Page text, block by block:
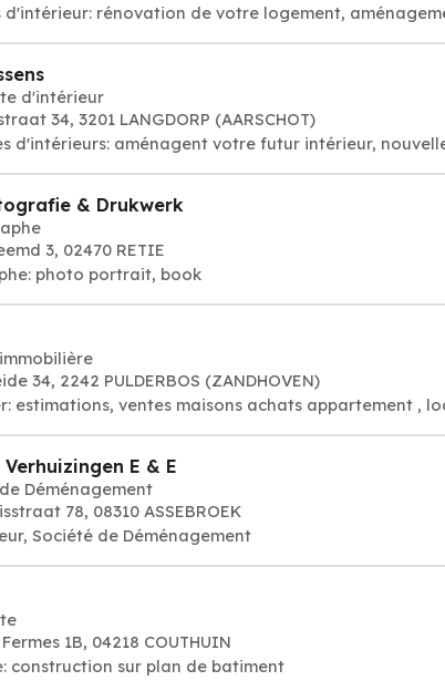
d'intérieur: rénovation de votre logement,
d'intérieur
34, 3201 LANGDORP (AARSCHOT)
d'intérieurs: aménagent votre futur intérieur,
& Drukwerk
3, 02470 RETIE
photo portrait, book
34, 2242 PULDERBOS (ZANDHOVEN)
estimations, ventes maisons achats appartement ,
E & E
Déménagement
78, 08310 ASSEBROEK
Société de Déménagement
1B, 04218 COUTHUIN
construction sur plan de batiment